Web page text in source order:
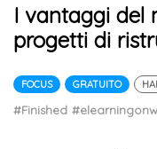
I vantaggi del
progetti di
FOCUS GRATUITO
#Finished